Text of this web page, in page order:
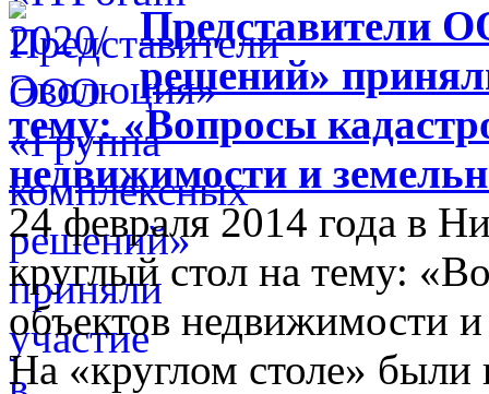
Представители
решений»
тему: «Вопросы
недвижимости и
24 февраля 2014 года в
круглый стол на тему:
объектов недвижимости
На «круглом столе»